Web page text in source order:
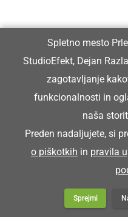
Spletno mesto
StudioEfekt, Dejan
zagotavljanje
funkcionalnosti in
naša
Preden nadaljujete, si
o piškotkih in pravila
Sprejmi